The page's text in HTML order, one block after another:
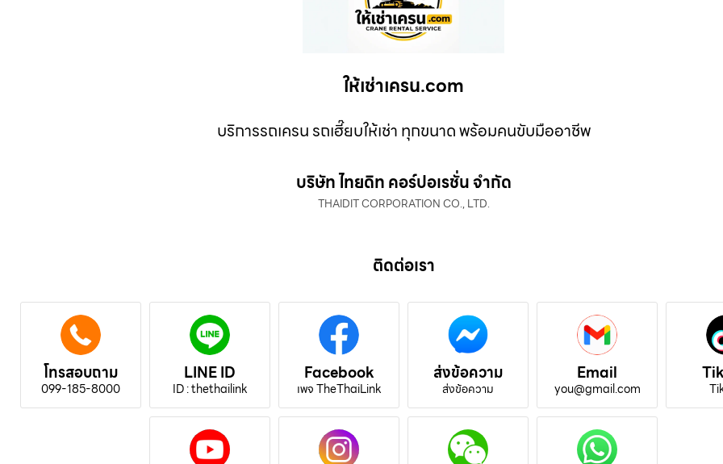
ให้เช่าเครน.com
บริการรถเครน รถเฮี๊ยบให้เช่า ทุกขนาด พร้อมคนขับมืออาชีพ
บริษัท ไทยดิท คอร์ปอเรชั่น จำกัด
THAIDIT CORPORATION CO., LTD.
ติดต่อเรา
โทรสอบถาม
099-185-8000
LINE ID
ID : thethailink
Facebook
เพจ TheThaiLink
ส่งข้อความ
ส่งข้อความ
Email
you@gmail.com